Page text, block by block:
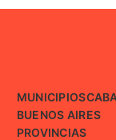
MUNICIPIOS
BUENOS AIRES
PROVINCIAS